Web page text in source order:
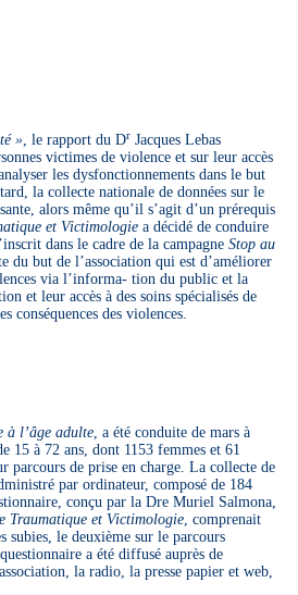
», le rapport du DrJacques Lebas
victimes de violence et sur leur accès
les dysfonctionnements dans le but
la collecte nationale de données sur le
alors même qu’il s’agit d’un prérequis
et Victimologiea décidé de conduire
dans le cadre de la campagne Stop au
du but de l’association qui est d’améliorer
via l’informa- tion du public et la
et leur accès à des soins spécialisés de
conséquences des violences.
à l’âge adulte, a été conduite de mars à
15 à 72 ans, dont 1153 femmes et 61
parcours de prise en charge. La collecte de
par ordinateur, composé de 184
conçu par la Dre Muriel Salmona,
Traumatique et Victimologie, comprenait
subies, le deuxième sur le parcours
a été diffusé auprès de
la radio, la presse papier et web,